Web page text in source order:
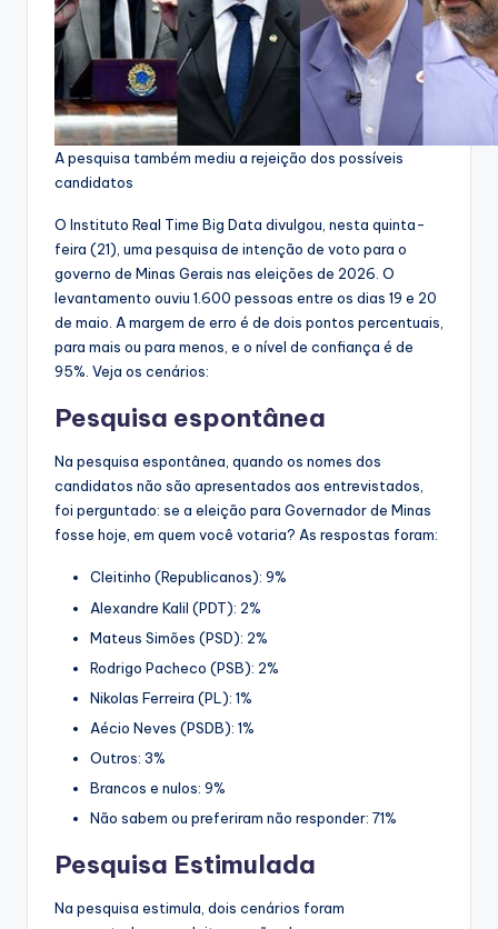
A pesquisa também mediu a rejeição dos possíveis
candidatos
O Instituto Real Time Big Data divulgou, nesta quinta-
feira (21), uma pesquisa de intenção de voto para o
governo de Minas Gerais nas eleições de 2026. O
levantamento ouviu 1.600 pessoas entre os dias 19 e 20
de maio. A margem de erro é de dois pontos percentuais,
para mais ou para menos, e o nível de confiança é de
95%. Veja os cenários:
Pesquisa espontânea
Na pesquisa espontânea, quando os nomes dos
candidatos não são apresentados aos entrevistados,
foi perguntado: se a eleição para Governador de Minas
fosse hoje, em quem você votaria? As respostas foram:
Cleitinho (Republicanos): 9%
Alexandre Kalil (PDT): 2%
Mateus Simões (PSD): 2%
Rodrigo Pacheco (PSB): 2%
Nikolas Ferreira (PL): 1%
Aécio Neves (PSDB): 1%
Outros: 3%
Brancos e nulos: 9%
Não sabem ou preferiram não responder: 71%
Pesquisa Estimulada
Na pesquisa estimula, dois cenários foram